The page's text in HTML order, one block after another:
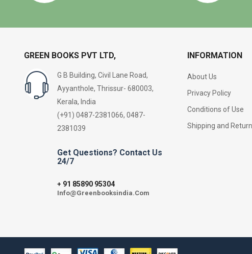
GREEN BOOKS PVT LTD,
G B Building, Civil Lane Road,
Ayyanthole, Thrissur- 680003,
Kerala, India
(+91) 0487-2381066, 0487-
2381039
Get Questions? Contact Us
24/7
+ 91 85890 95304
Info@Greenbooksindia.Com
INFORMATION
About Us
Privacy Policy
Conditions of Use
Shipping and